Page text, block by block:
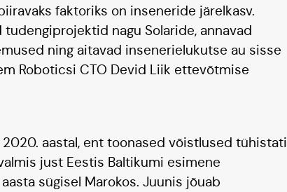
faktoriks on inseneride järelkasv.
nagu Solaride, annavad
ning aitavad insenerielukutse au sisse
Roboticsi CTO Devid Liik ettevõtmise
2020. aastal, ent toonased võistlused tühistati
just Eestis Baltikumi esimene
sügisel Marokos. Juunis jõuab